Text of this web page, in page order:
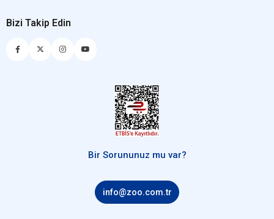
Bizi Takip Edin
Bir Sorununuz mu var?
info@zoo.com.tr